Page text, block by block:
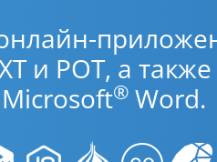
и POT, а
® Word.